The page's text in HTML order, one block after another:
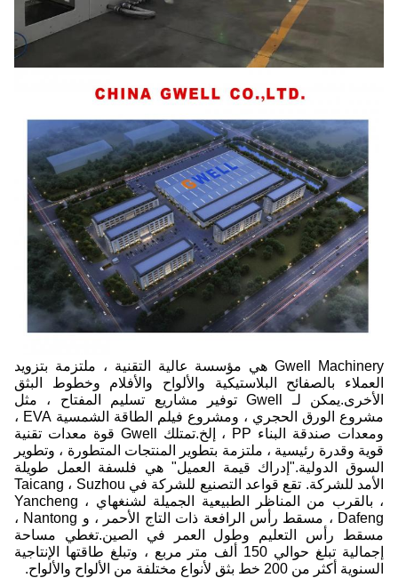
Gwell Machinery هي مؤسسة عالية التقنية ، ملتزمة بتزويد
العملاء بالصفائح البلاستيكية والألواح والأفلام وخطوط البثق
الأخرى.يمكن لـ Gwell توفير مشاريع تسليم المفتاح ، مثل
مشروع الورق الحجري ، ومشروع فيلم الطاقة الشمسية EVA ،
ومعدات صندقة البناء PP ، إلخ.تمتلك Gwell قوة معدات تقنية
قوية وقدرة رئيسية ، ملتزمة بتطوير المنتجات المتطورة ، وتطوير
السوق الدولية."إدراك قيمة العميل" هي فلسفة العمل طويلة
الأمد للشركة. تقع قواعد التصنيع للشركة في Taicang ، Suzhou
، بالقرب من المناظر الطبيعية الجميلة لشنغهاي ، Yancheng
Dafeng ، مسقط رأس الرافعة ذات التاج الأحمر ، و Nantong ،
مسقط رأس التعليم وطول العمر في الصين.تغطي مساحة
إجمالية تبلغ حوالي 150 ألف متر مربع ، وتبلغ طاقتها الإنتاجية
السنوية أكثر من 200 خط بثق لأنواع مختلفة من الألواح والألواح.